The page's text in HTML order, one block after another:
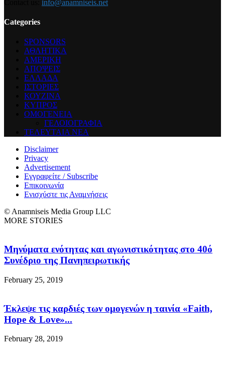
info@anamniseis.net
Categories
SPONSORS
ΑΘΛΗΤΙΚΑ
ΑΜΕΡΙΚΗ
ΑΠΟΨΕΙΣ
ΕΛΛΑΔΑ
ΙΣΤΟΡΙΕΣ
ΚΟΥΖΙΝΑ
ΚΥΠΡΟΣ
ΟΜΟΓΕΝΕΙΑ
ΓΕΛΟΙΟΓΡΑΦΙΑ
ΤΕΛΕΥΤΑΙΑ ΝΕΑ
Disclaimer
Privacy
Advertisement
Εγγραφείτε / Subscribe
Επικοινωνία
Ενισχύστε τις Αναμνήσεις
© Anamniseis Media Group LLC
MORE STORIES
Μηνύματα ενότητας και αγωνιστικότητας στο 40ό
Συνέδριο της Πανηπειρωτικής
February 25, 2019
Έκλεψε τις καρδιές των ομογενών η ταινία «Faith,
Hope & Love»...
February 28, 2019